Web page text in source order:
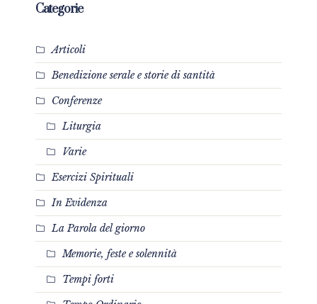
Categorie
Articoli
Benedizione serale e storie di santità
Conferenze
Liturgia
Varie
Esercizi Spirituali
In Evidenza
La Parola del giorno
Memorie, feste e solennità
Tempi forti